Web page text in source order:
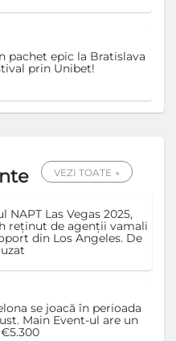
pachet epic la Bratislava
prin Unibet!
VEZI TOATE →
NAPT Las Vegas 2025,
reținut de agenții vamali
din Los Angeles. De
se joacă în perioada
Main Event-ul are un